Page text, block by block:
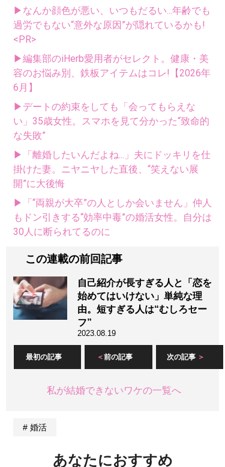
▶なんか顔色が悪い、いつもだるい...年齢でも
過労でもない“意外な原因”が隠れているかも!
<PR>
▶編集部のiHerb愛用者がセレクト。健康・美
容のお悩み別、鉄板アイテムはコレ!【2026年
6月】
▶デートの約束をしても「会ってもらえな
い」35歳女性。スマホを見て分かった“致命的
な失敗”
▶「離婚したいんだよね...」夫にドッキリを仕
掛けた妻。ニヤニヤした直後、“笑えない展
開”に大後悔
▶「“両親が大卒”の人としか会いません」仲人
もドン引きする“効率中毒”の婚活女性。自分は
30人に断られてるのに
この連載の前回記事
自己紹介が長すぎる人と「恋を
始めてはいけない」単純な理
由。短すぎる人は“むしろセー
フ”
2023.08.19
最初の記事 前の記事 次の記事
私が結婚できないワケの一覧へ
婚活
あなたにおすすめ